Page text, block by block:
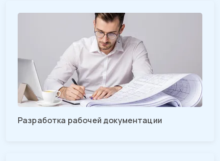
Разработка рабочей документации